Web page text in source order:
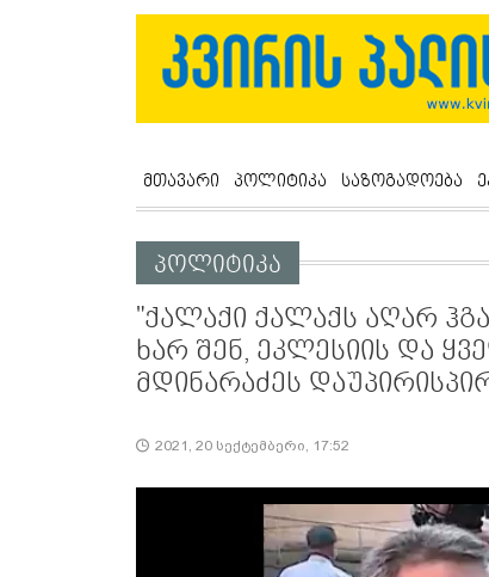
მთავარი პოლიტიკა საზოგადოება
პოლიტიკა
"ქალაქი ქალაქს აღარ
ხარ შენ, ეკლესიის და
მდინარაძეს
2021, 20 სექტემბერი, 17:52